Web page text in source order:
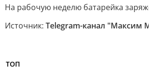
На рабочую неделю батарейка
Источник: Telegram-канал "Максим
ТОП